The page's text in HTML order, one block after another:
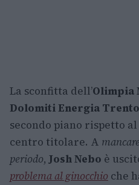
La sconfitta dell’Olimpia
Dolomiti Energia Trento
secondo piano rispetto
centro titolare. A
periodo,Josh Nebo è
problema al ginocchio che